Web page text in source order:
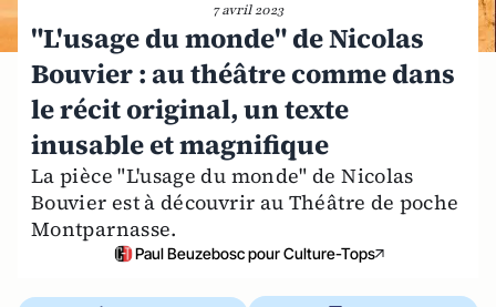
7 avril 2023
"L'usage du monde" de Nicolas
Bouvier : au théâtre comme dans
le récit original, un texte
inusable et magnifique
La pièce "L'usage du monde" de Nicolas
Bouvier est à découvrir au Théâtre de poche
Montparnasse.
Paul Beuzebosc pour Culture-Tops